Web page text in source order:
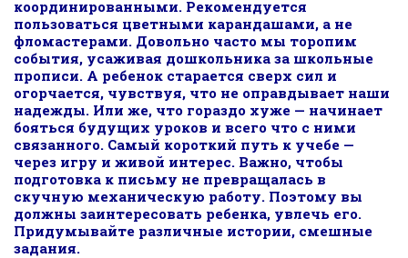
координированными. Рекомендуется
пользоваться цветными карандашами, а не
фломастерами. Довольно часто мы торопим
события, усаживая дошкольника за школьные
прописи. А ребенок старается сверх сил и
огорчается, чувствуя, что не оправдывает наши
надежды. Или же, что гораздо хуже — начинает
бояться будущих уроков и всего что с ними
связанного. Самый короткий путь к учебе —
через игру и живой интерес. Важно, чтобы
подготовка к письму не превращалась в
скучную механическую работу. Поэтому вы
должны заинтересовать ребенка, увлечь его.
Придумывайте различные истории, смешные
задания.